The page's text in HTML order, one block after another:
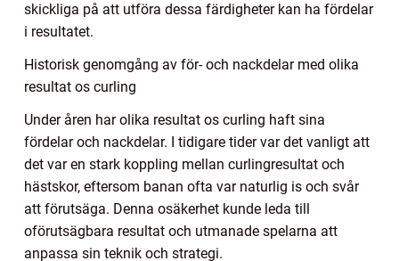
skickliga på att utföra dessa färdigheter kan ha fördelar
i resultatet.
Historisk genomgång av för- och nackdelar med olika
resultat os curling
Under åren har olika resultat os curling haft sina
fördelar och nackdelar. I tidigare tider var det vanligt att
det var en stark koppling mellan curlingresultat och
hästskor, eftersom banan ofta var naturlig is och svår
att förutsäga. Denna osäkerhet kunde leda till
oförutsägbara resultat och utmanade spelarna att
anpassa sin teknik och strategi.